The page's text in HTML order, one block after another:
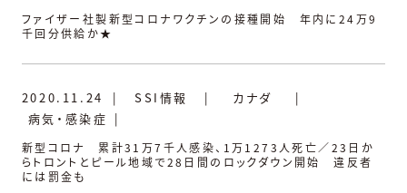
ファイザー社製新型コロナワクチンの接種開始 年内に24万9
千回分供給か★
2020.11.24 | SSI情報 | カナダ
|
病気・感染症 |
新型コロナ 累計31万7千人感染、1万1273人死亡／23日か
らトロントとピール地域で28日間のロックダウン開始 違反者
には罰金も